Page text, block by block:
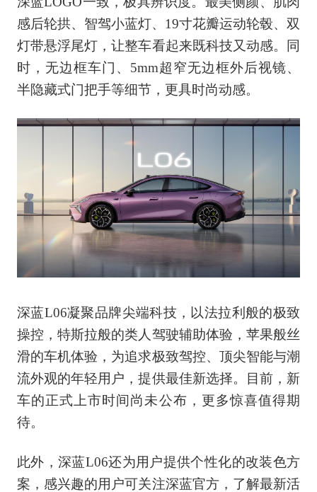
感后轮拱、智驾小蓝灯、19寸花瓣运动轮毂、双
灯带悬浮尾灯，让整车看起来既科技又动感。同
时，无边框车门、5mm超窄无边框外后视镜、
半隐藏式门把手等细节，更具时尚动感。
深蓝L06凝聚品牌尖端科技，以法拉利般的极致
操控，特斯拉般的类人驾驶辅助体验，苹果般丝
滑的车机体验，为追求极致驾控、顶尖智能与潮
流外观的年轻用户，提供最佳新选择。目前，新
车的正式上市时间尚未公布，更多惊喜值得期
待。
此外，深蓝L06还为用户提供个性化的改装色方
案，感兴趣的用户可关注深蓝官方，了解最新活